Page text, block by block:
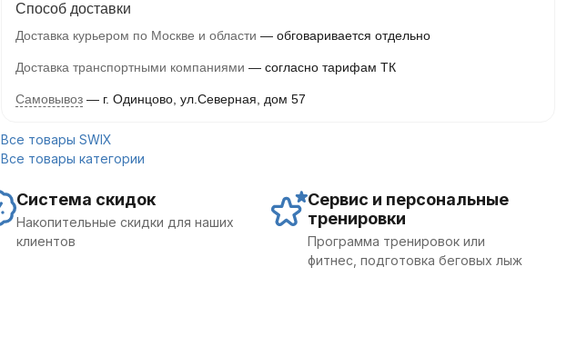
Способ доставки
Доставка курьером по Москве и области обговаривается отдельно
Доставка транспортными компаниями согласно тарифам ТК
Самовывоз г. Одинцово, ул.Северная, дом 57
Все товары SWIX
Все товары категории
Система скидок
Накопительные скидки для наших
клиентов
Сервис и персональные
тренировки
Программа тренировок или
фитнес, подготовка беговых лыж